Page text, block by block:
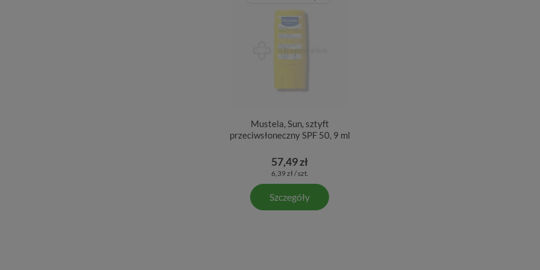
Mustela, Sun, sztyft
przeciwsłoneczny SPF 50, 9 ml
57,49 zł
6,39 zł / szt.
Szczegóły